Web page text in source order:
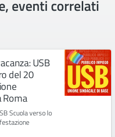
eventi correlati
USB
del 20
Roma
Scuola verso lo